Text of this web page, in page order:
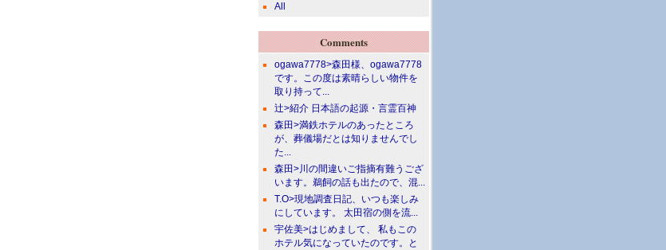
All
Comments
ogawa7778>森田様、ogawa7778
です。この度は素晴らしい物件を
取り持って...
辻>紹介 日本語の起源・言霊百神
森田>満鉄ホテルのあったところ
が、葬儀場だとは知りませんでし
た...
森田>川の間違いご指摘有難うござ
います。鵜飼の話も出たので、混...
T.O>現地調査日記、いつも楽しみ
にしています。 太田宿の側を流...
宇佐美>はじめまして、 私もこの
ホテル気になっていたのです。と